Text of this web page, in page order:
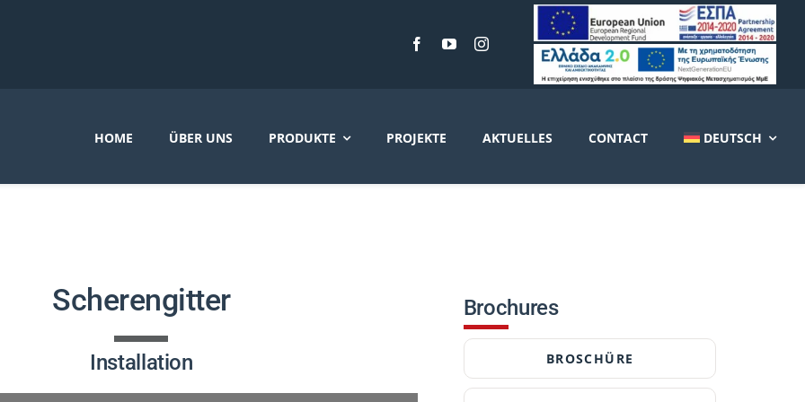
HOME ÜBER UNS PRODUKTE PROJEKTE AKTUELLES CONTACT DEUTSCH
Scherengitter
Installation
Brochures
BROSCHÜRE